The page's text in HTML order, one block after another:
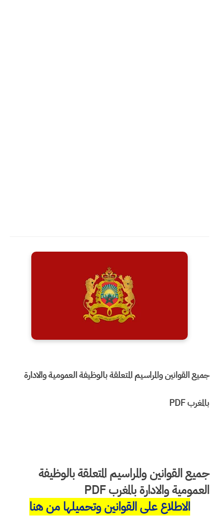
جميع القوانين والمراسيم المتعلقة بالوظيفة العمومية والادارة
بالمغرب PDF
جميع القوانين والمراسيم المتعلقة بالوظيفة
العمومية والادارة بالمغرب PDF
الاطلاع على القوانين وتحميلها من هنا